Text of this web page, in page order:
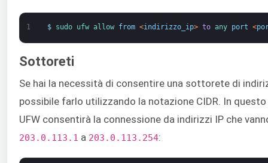
1 $ sudo ufw allow from <indirizzo_ip> to any port <
Sottoreti
Se hai la necessità di consentire una sottorete di
possibile farlo utilizzando la notazione CIDR. In
UFW consentirà la connessione da indirizzi IP che
203.0.113.1 a 203.0.113.254: